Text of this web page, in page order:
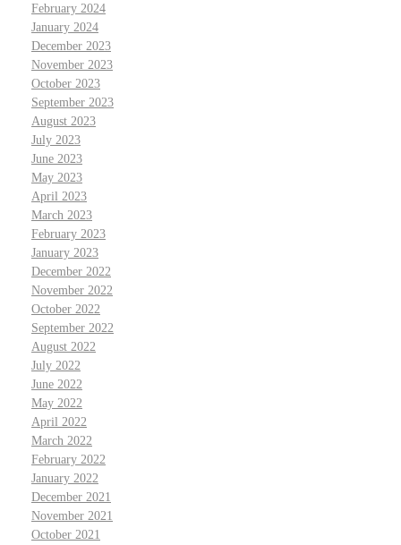
February 2024
January 2024
December 2023
November 2023
October 2023
September 2023
August 2023
July 2023
June 2023
May 2023
April 2023
March 2023
February 2023
January 2023
December 2022
November 2022
October 2022
September 2022
August 2022
July 2022
June 2022
May 2022
April 2022
March 2022
February 2022
January 2022
December 2021
November 2021
October 2021